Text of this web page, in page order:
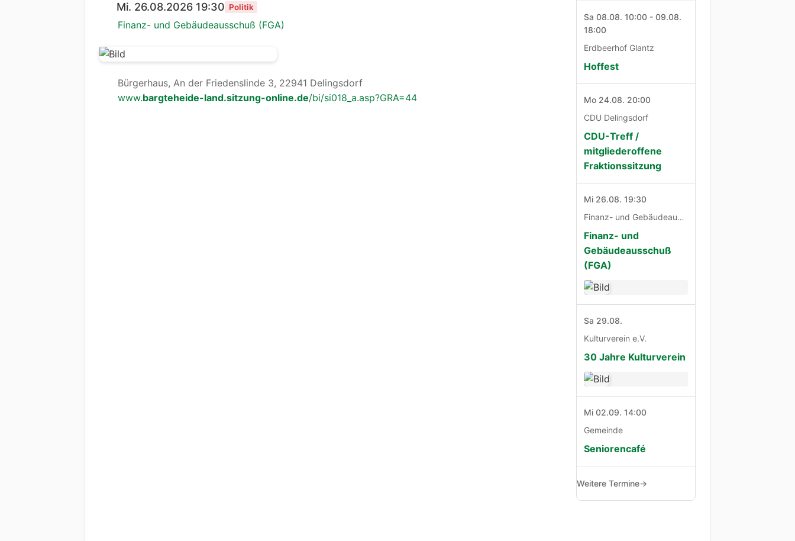
Mi. 26.08.2026 19:30 Politik
Finanz- und Gebäudeausschuß (FGA)
Bürgerhaus, An der Friedenslinde 3, 22941 Delingsdorf
www.bargteheide-land.sitzung-online.de/bi/si018_a.asp?GRA=44
Sa 08.08. 10:00 - 09.08.
18:00
Erdbeerhof Glantz
Hoffest
Mo 24.08. 20:00
CDU Delingsdorf
CDU-Treff /
mitgliederoffene
Fraktionssitzung
Mi 26.08. 19:30
Finanz- und Gebäudeausschuß
Finanz- und
Gebäudeausschuß
(FGA)
Sa 29.08.
Kulturverein e.V.
30 Jahre Kulturverein
Mi 02.09. 14:00
Gemeinde
Seniorencafé
Weitere Termine→